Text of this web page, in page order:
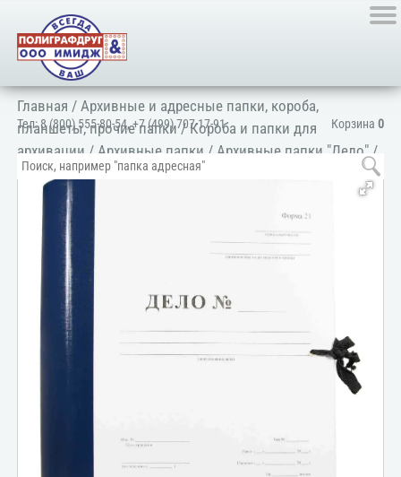
Корзина 0
Тел:8 (800) 555-80-54,+7 (499) 707-17-91
Главная /Архивные и адресные папки, короба,
планшеты, прочие папки/Короба и папки для
архивации / Архивные папки / Архивные папки "Дело" /